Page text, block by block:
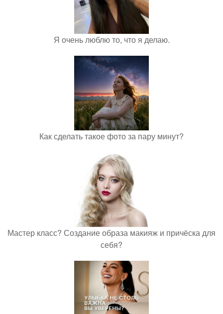
Я очень люблю то, что я делаю.
Как сделать такое фото за пару минут?
Мастер класс? Создание образа макияж и причёска для
себя?